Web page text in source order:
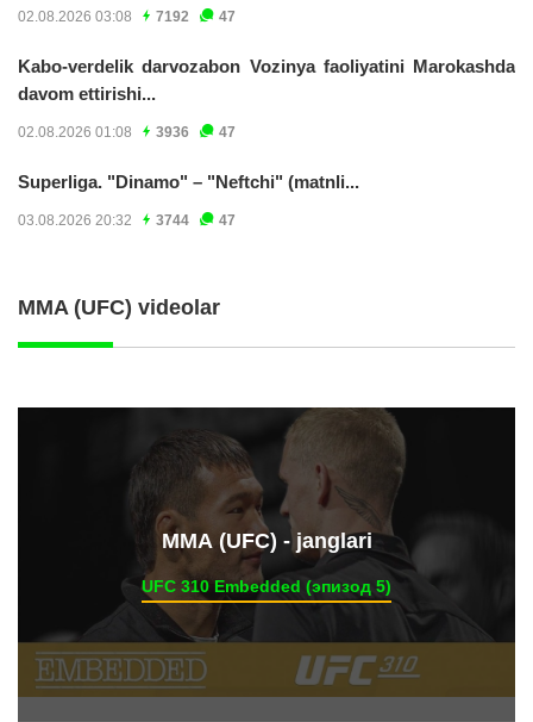
02.08.2026 03:08 7192 47
Kabo-verdelik darvozabon Vozinya faoliyatini Marokashda
davom ettirishi...
02.08.2026 01:08 3936 47
Superliga. "Dinamo" – "Neftchi" (matnli...
03.08.2026 20:32 3744 47
MMA (UFC) videolar
ММА (UFC) - janglari
UFC 310 Embedded (эпизод 5)